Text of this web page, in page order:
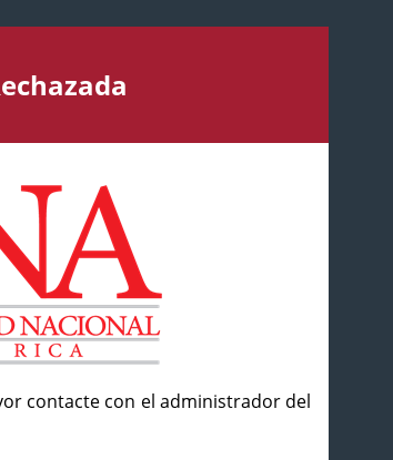
contacte con el administrador del